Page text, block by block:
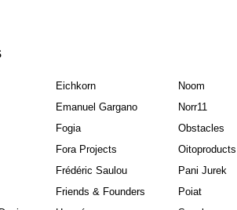
Eichkorn
Emanuel Gargano
Fogia
Fora Projects
Frédéric Saulou
Friends & Founders
Noom
Norr11
Obstacles
Oitoproducts
Pani Jurek
Poiat